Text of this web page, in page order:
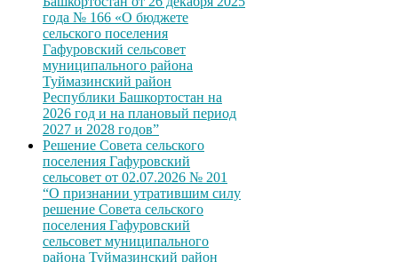
года № 166 «О бюджете
сельского поселения
Гафуровский сельсовет
муниципального района
Туймазинский район
Республики Башкортостан на
2026 год и на плановый период
2027 и 2028 годов”
Решение Совета сельского
поселения Гафуровский
сельсовет от 02.07.2026 № 201
“О признании утратившим силу
решение Совета сельского
поселения Гафуровский
сельсовет муниципального
района Туймазинский район